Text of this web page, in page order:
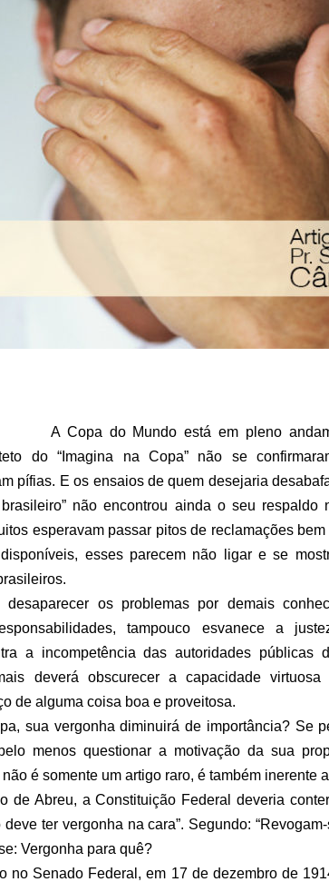
A Copa do Mundo está em pleno
do “Imagina na Copa” não se
pífias. E os ensaios de quem desejaria
não encontrou ainda o seu respaldo
esperavam passar pitos de reclamações
esses parecem não ligar e se
.
desaparecer os problemas por demais
tampouco esvanece a
a incompetência das autoridades públicas
deverá obscurecer a capacidade
de alguma coisa boa e proveitosa.
sua vergonha diminuirá de importância? Se
menos questionar a motivação da sua
é somente um artigo raro, é também inerente
de Abreu, a Constituição Federal deveria
deve ter vergonha na cara”. Segundo:
Vergonha para quê?
no Senado Federal, em 17 de dezembro de